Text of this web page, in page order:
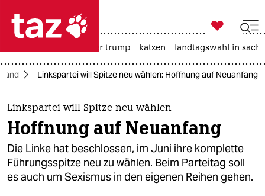
 taz zahl ich
taz zahl ich
themen
politik
öko

taz zahl ich
usa unter trump katzen landtagswahl in
Linkspartei will Spitze neu wählen: Hoffnung auf Neuanfang
Linkspartei will Spitze neu wählen
Hoffnung auf Neuanfang
Die Linke hat beschlossen, im Juni ihre komplette
Führungsspitze neu zu wählen. Beim Parteitag soll
es auch um Sexismus in den eigenen Reihen gehen.